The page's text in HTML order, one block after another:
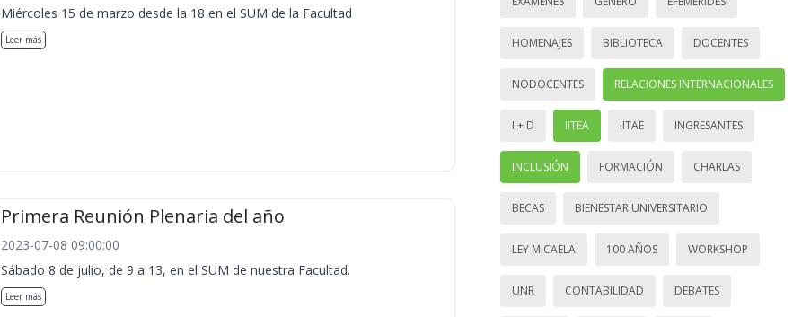
Miércoles 15 de marzo desde la 18 en el SUM de la Facultad
Leer más
Primera Reunión Plenaria del año
2023-07-08 09:00:00
Sábado 8 de julio, de 9 a 13, en el SUM de nuestra Facultad.
Leer más
HOMENAJES BIBLIOTECA DOCENTES
NODOCENTES RELACIONES INTERNACIONALES
I + D IITEA IITAE INGRESANTES
INCLUSIÓN FORMACIÓN CHARLAS
BECAS BIENESTAR UNIVERSITARIO
LEY MICAELA 100 AÑOS WORKSHOP
UNR CONTABILIDAD DEBATES